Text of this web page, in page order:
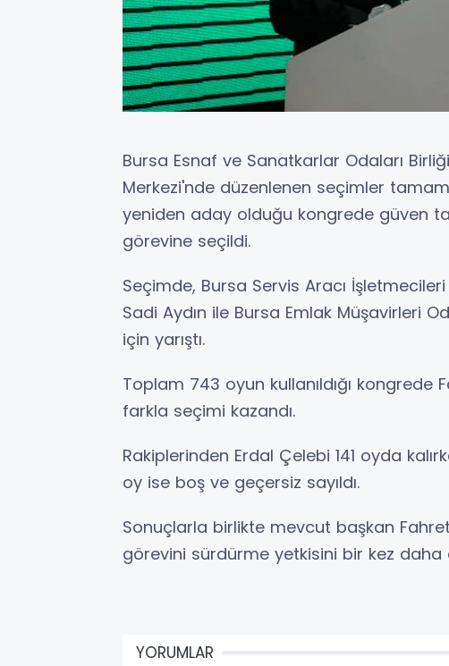
Bursa Esnaf ve Sanatkarlar Odaları
Merkezi'nde düzenlenen seçimler
yeniden aday olduğu kongrede güven
görevine seçildi.
Seçimde, Bursa Servis Aracı
Sadi Aydın ile Bursa Emlak Müşavirleri
için yarıştı.
Toplam 743 oyun kullanıldığı
farkla seçimi kazandı.
Rakiplerinden Erdal Çelebi 141 oyda
oy ise boş ve geçersiz sayıldı.
Sonuçlarla birlikte mevcut başkan
görevini sürdürme yetkisini bir kez daha
YORUMLAR